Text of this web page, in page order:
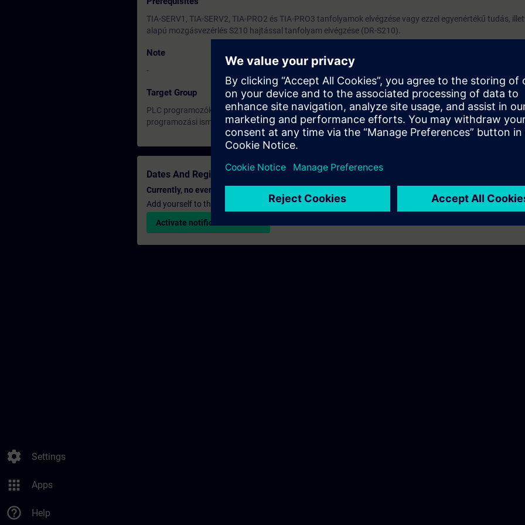
settings Settings
apps Apps
help_outline Help
TIA-SERV1, TIA-SERV2, TIA-PRO2 és TIA-PRO3 tanfolyamok elvégzése vagy ezzel egyenértékű tudás,
alapú mozgásvezérlés S210 hajtással tanfolyam elvégzése (DR-S210).
Note
-
Target Group
PLC programozók, automatizálási mérnökök, karbantartó szakemberek, akik rendelkeznek TIA Portal és
programozási ismeretekkel, és szeretnének a programtervezés egy magasabb szintjére lépni.
Dates And Registration
Currently, no events available
Add yourself to the course request list and you will be notified when new dates become available.
Activate notification service